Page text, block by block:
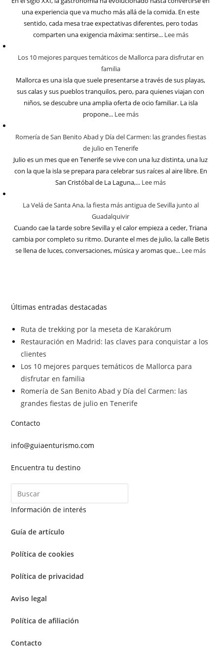
una experiencia que va mucho más allá de la comida. En este
sentido, cada mesa trae expectativas diferentes, pero todas
comparten una exigencia máxima: sentirse... Lee más
Los 10 mejores parques temáticos de Mallorca para disfrutar en
familia
Mallorca es una isla que suele presentarse a través de sus playas,
sus calas y sus pueblos tranquilos, pero, para quienes viajan con
niños, se descubre una amplia oferta de ocio familiar. La isla
propone... Lee más
Romería de San Benito Abad y Día del Carmen: las grandes fiestas
de julio en Tenerife
Julio es un mes que en Tenerife se vive con una luz distinta, una luz
con la que la isla se prepara para celebrar sus raíces al aire libre. En
San Cristóbal de La Laguna,... Lee más
La Velá de Santa Ana, la fiesta más antigua de Sevilla junto al
Guadalquivir
Cuando cae la tarde sobre Sevilla y el calor empieza a ceder, Triana
cambia por completo su ritmo. Durante el mes de julio, la calle Betis
se llena de luces, conversaciones, música y aromas que... Lee más
Últimas entradas destacadas
Ruta de trekking por la meseta de Karakórum
Restauración en Madrid: las claves para conquistar a los
clientes
Los 10 mejores parques temáticos de Mallorca para
disfrutar en familia
Romería de San Benito Abad y Día del Carmen: las
grandes fiestas de julio en Tenerife
Contacto
info@guiaenturismo.com
Encuentra tu destino
Información de interés
Guía de artículo
Política de cookies
Política de privacidad
Aviso legal
Política de afiliación
Contacto